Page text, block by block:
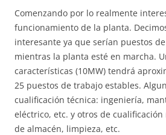
Comenzando por lo realmente
funcionamiento de la planta.
interesante ya que serían puestos
mientras la planta esté en marcha.
características (10MW) tendrá
25 puestos de trabajo estables.
cualificación técnica: ingeniería,
eléctrico, etc. y otros de
de almacén, limpieza, etc.